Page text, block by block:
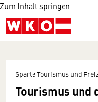
Zum Inhalt springen
Sparte Tourismus und
Tourismus und